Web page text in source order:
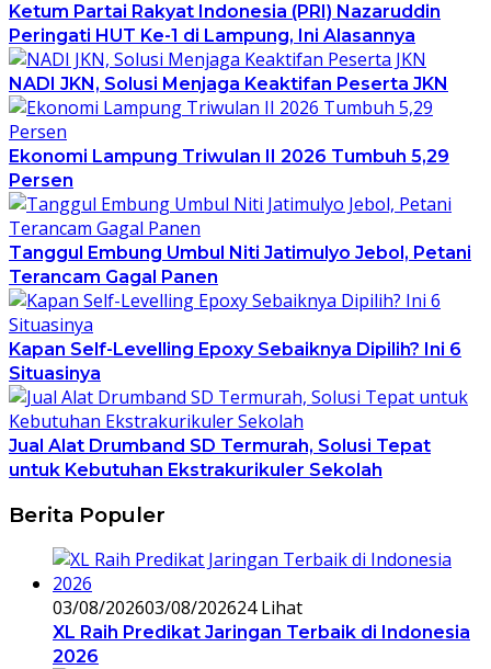
Ketum Partai Rakyat Indonesia (PRI) Nazaruddin
Peringati HUT Ke-1 di Lampung, Ini Alasannya
NADI JKN, Solusi Menjaga Keaktifan Peserta JKN
Ekonomi Lampung Triwulan II 2026 Tumbuh 5,29
Persen
Tanggul Embung Umbul Niti Jatimulyo Jebol, Petani
Terancam Gagal Panen
Kapan Self-Levelling Epoxy Sebaiknya Dipilih? Ini 6
Situasinya
Jual Alat Drumband SD Termurah, Solusi Tepat
untuk Kebutuhan Ekstrakurikuler Sekolah
Berita Populer
03/08/202603/08/202624 Lihat
XL Raih Predikat Jaringan Terbaik di Indonesia
2026